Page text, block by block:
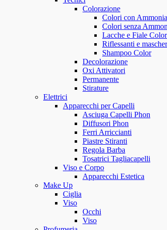
Colorazione
Colori con
Colori senza
Lacche e Fiale
Riflessanti e
Shampoo Color
Decolorazione
Oxi Attivatori
Permanente
Stirature
Elettrici
Apparecchi per Capelli
Asciuga Capelli Phon
Diffusori Phon
Ferri Arriccianti
Piastre Stiranti
Regola Barba
Tosatrici Tagliacapelli
Viso e Corpo
Apparecchi Estetica
Make Up
Ciglia
Viso
Occhi
Viso